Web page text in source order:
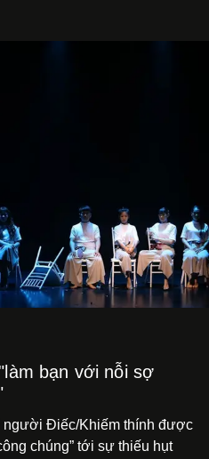
bạn với nỗi sợ
người Điếc/Khiếm thính được
chúng” tới sự thiếu hụt